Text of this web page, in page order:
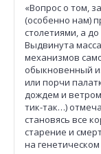
«Вопрос о том,
(особенно нам)
столетиями, а
Выдвинута
механизмов
обыкновенный
или порчи
дождем и
тик-так…)
становясь все
старение и
на